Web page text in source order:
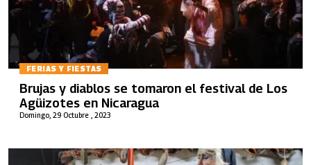
FERIAS Y FIESTAS
Domingo, 29 Octubre , 2023
Brujas y diablos se tomaron el festival de Los
Agüizotes en Nicaragua